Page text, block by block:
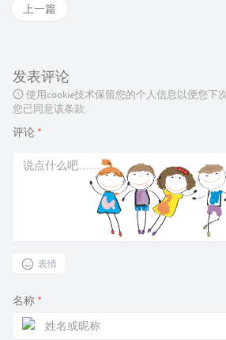
上一篇
发表评论
使用cookie技术保留您的个人信息以便您下
您已同意该条款
评论 *
表情
名称 *